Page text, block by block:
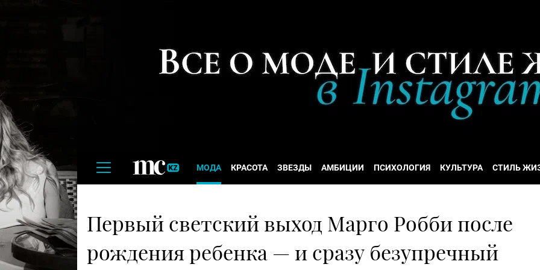
МОДА КРАСОТА ЗВЕЗДЫ АМБИЦИИ ПСИХОЛОГИЯ КУЛЬТУРА СТИЛЬ
Первый светский выход Марго Робби после
рождения ребенка — и сразу безупречный